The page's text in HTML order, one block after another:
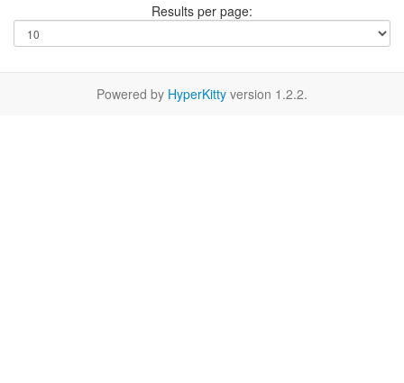
Results per page:
Powered by HyperKitty version 1.2.2.